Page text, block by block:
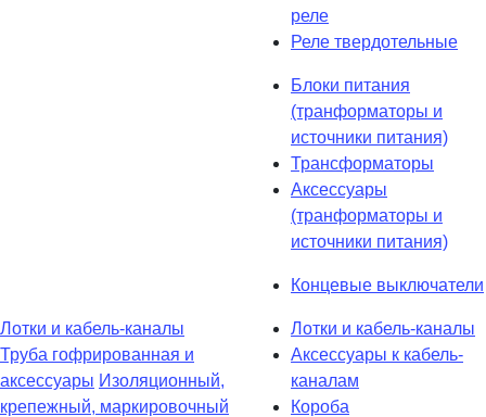
реле
Реле твердотельные
Блоки питания
(транформаторы и
источники питания)
Трансформаторы
Аксессуары
(транформаторы и
источники питания)
Концевые выключатели
Лотки и кабель-каналы
Труба гофрированная и
аксессуары Изоляционный,
крепежный, маркировочный
Лотки и кабель-каналы
Аксессуары к кабель-
каналам
Короба